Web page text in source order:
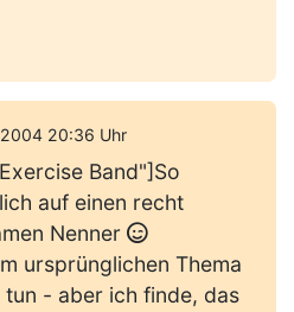
20:36 Uhr
Band"]So
auf einen recht
Nenner
ursprünglichen Thema
- aber ich finde, das